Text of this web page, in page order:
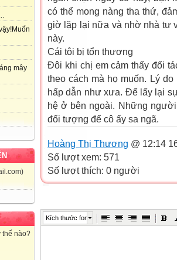
mây
thế nào?
có thể mong nàng tha thứ,
giờ lặp lại nữa và nhờ nhà tư
này.
Cái tôi bị tổn thương
Đôi khi chị em cảm thấy đối
theo cách mà họ muốn. Lý
hấp dẫn như xưa. Để lấy lại
hệ ở bên ngoài. Những
đối tượng để cô ấy sa ngã.
Hoàng Thị Thương @ 12:14
Số lượt xem: 571
Số lượt thích: 0 người
Kích thước font